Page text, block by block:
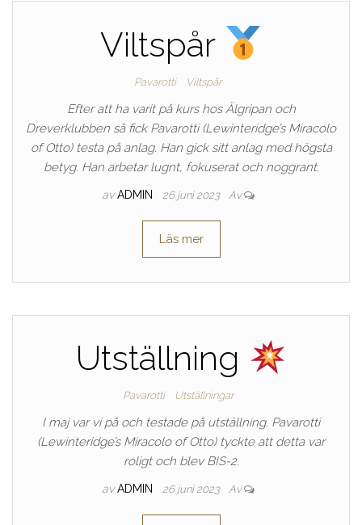
Viltspår
Pavarotti Viltspår
Efter att ha varit på kurs hos Älgripan och
Dreverklubben så fick Pavarotti (Lewinteridge’s Miracolo
of Otto) testa på anlag. Han gick sitt anlag med högsta
betyg. Han arbetar lugnt, fokuserat och noggrant.
av ADMIN 26 juni 2023 Av
Läs mer
Utställning
Pavarotti Utställningar
I maj var vi på och testade på utställning. Pavarotti
(Lewinteridge’s Miracolo of Otto) tyckte att detta var
roligt och blev BIS-2.
av ADMIN 26 juni 2023 Av